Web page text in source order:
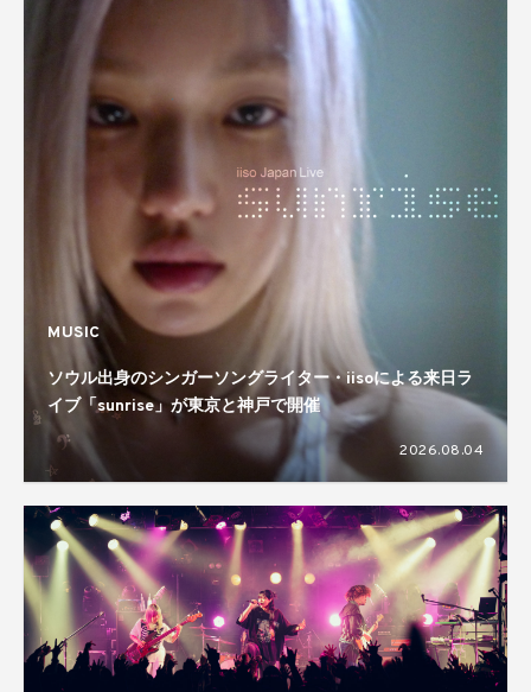
MUSIC
ソウル出身のシンガーソングライター・iisoによる来日ラ
イブ「sunrise」が東京と神戸で開催
2026.08.04